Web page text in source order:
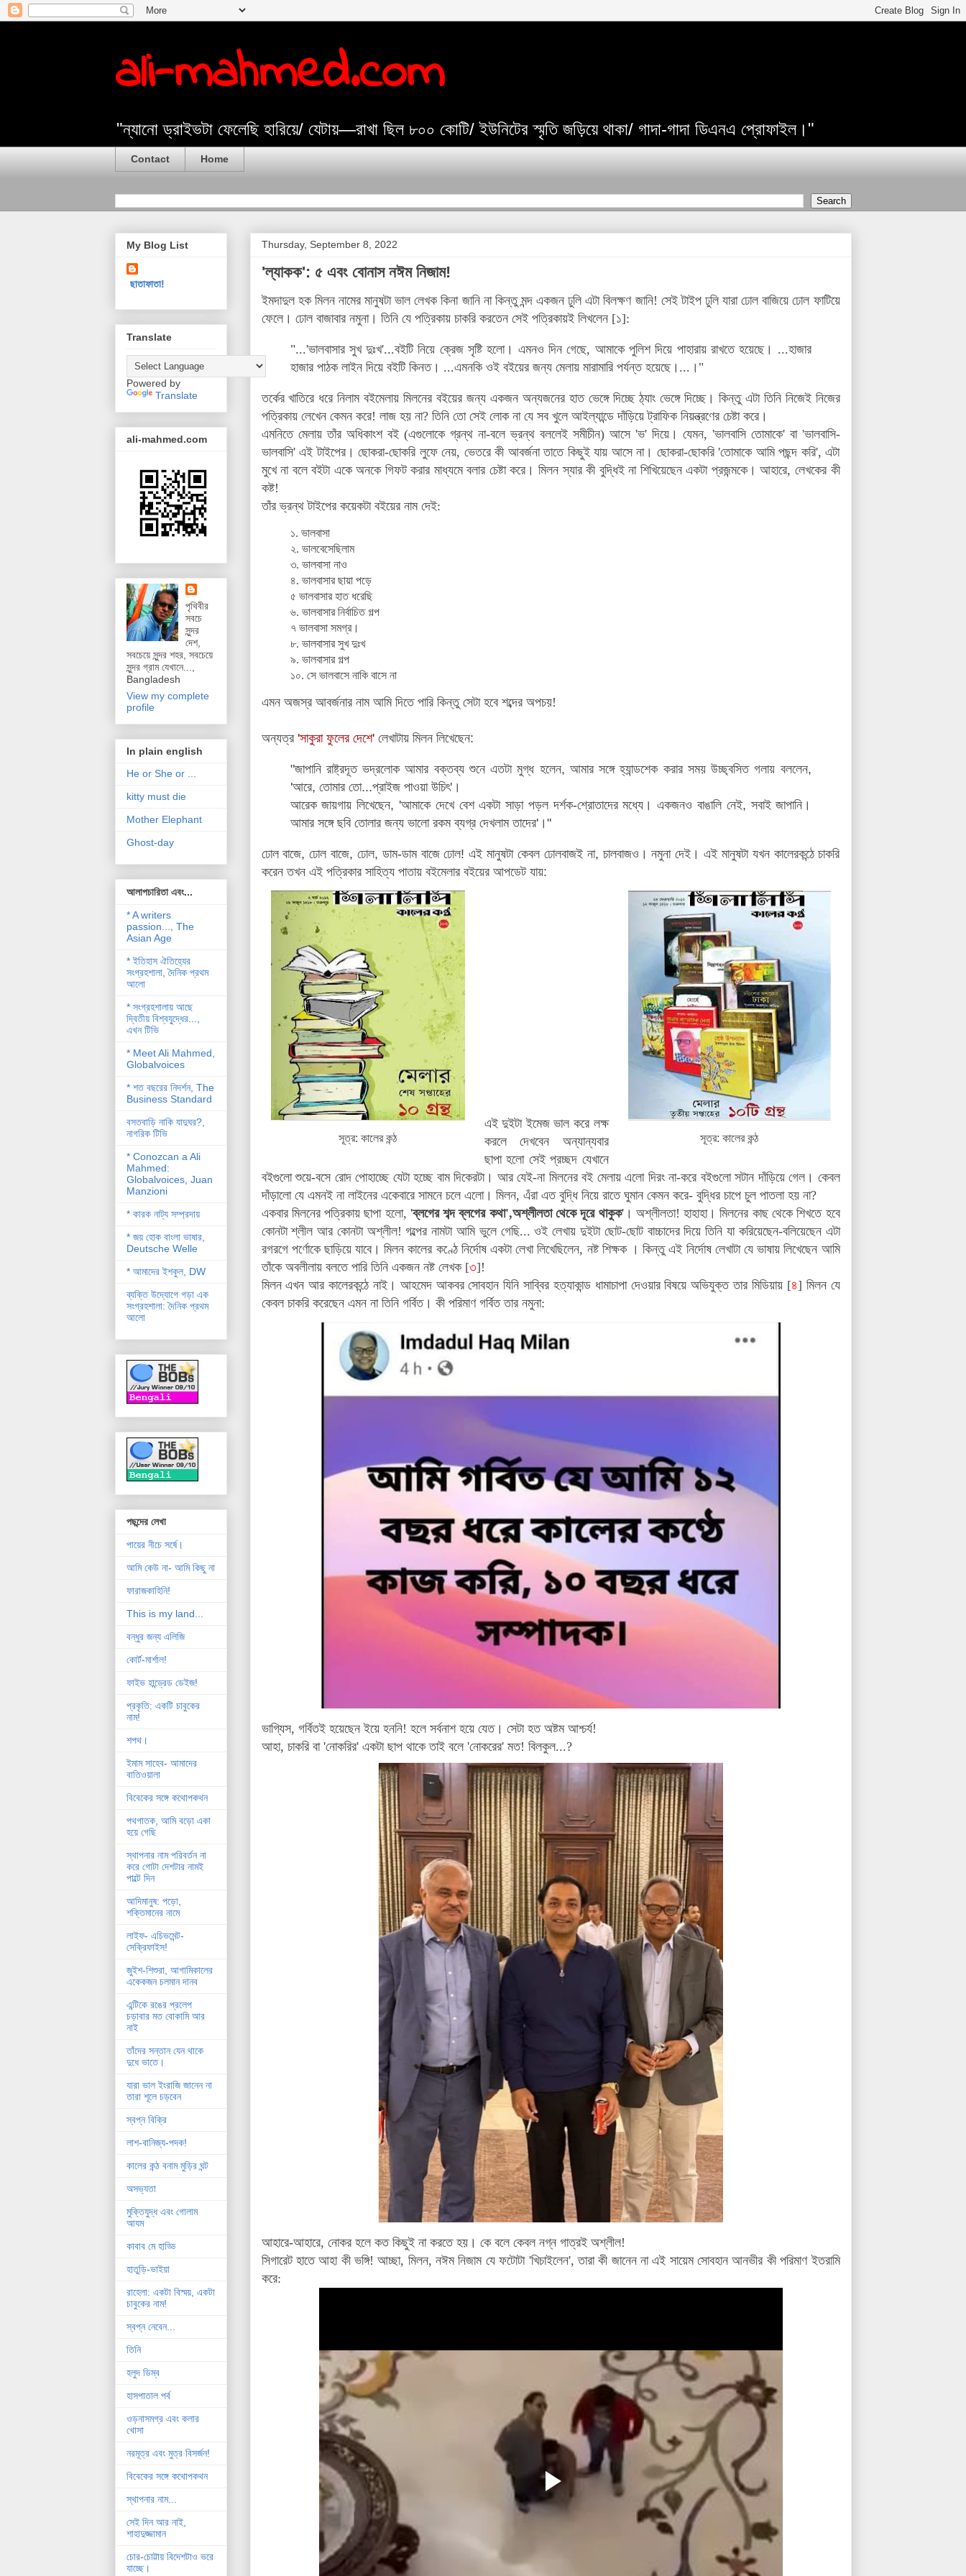
ali-mahmed.com
"ন্যানো ড্রাইভটা ফেলেছি হারিয়ে/ যেটায়—রাখা ছিল ৮০০ কোটি/ ইউনিটের স্মৃতি জড়িয়ে থাকা/ গাদা-গাদা ডিএনএ প্রোফাইল।"
Contact Home
Thursday, September 8, 2022
'ল্যাকক': ৫ এবং বোনাস নঈম নিজাম!
ইমদাদুল হক মিলন নামের মানুষটা ভাল লেখক কিনা জানি না কিন্তু মন্দ একজন ঢুলি এটা বিলক্ষণ জানি! সেই টাইপ ঢুলি যারা ঢোল বাজিয়ে ঢোল ফাটিয়ে
ফেলে। ঢোল বাজাবার নমুনা। তিনি যে পত্রিকায় চাকরি করতেন সেই পত্রিকায়ই লিখলেন [১]:
"...'ভালবাসার সুখ দুঃখ'...বইটি নিয়ে ক্রেজ সৃষ্টি হলো। এমনও দিন গেছে, আমাকে পুলিশ দিয়ে পাহারায় রাখতে হয়েছে। ...হাজার
হাজার পাঠক লাইন দিয়ে বইটি কিনত। ...এমনকি ওই বইয়ের জন্য মেলায় মারামারি পর্যন্ত হয়েছে।...।"
তর্কের খাতিরে ধরে নিলাম বইমেলায় মিলনের বইয়ের জন্য একজন অন্যজনের হাত ভেঙ্গে দিচ্ছে ঠ্যাং ভেঙ্গে দিচ্ছে। কিন্তু এটা তিনি নিজেই নিজের
পত্রিকায় লেখেন কেমন করে! লাজ হয় না? তিনি তো সেই লোক না যে সব খুলে আইল্যান্ডে দাঁড়িয়ে ট্রাফিক নিয়ন্ত্রণের চেষ্টা করে।
এমনিতে মেলায় তাঁর অধিকাংশ বই (এগুলোকে গ্রন্থ না-বলে ভ্রন্থ বললেই সমীচীন) আসে 'ভ' দিয়ে। যেমন, 'ভালবাসি তোমাকে' বা 'ভালবাসি-
ভালবাসি' এই টাইপের। ছোকরা-ছোকরি লুফে নেয়, ভেতরে কী আবর্জনা তাতে কিছুই যায় আসে না। ছোকরা-ছোকরি 'তোমাকে আমি পছন্দ করি', এটা
মুখে না বলে বইটা একে অনকে গিফট করার মাধ্যমে বলার চেষ্টা করে। মিলন স্যার কী বুদ্ধিই না শিখিয়েছেন একটা প্রজন্মকে। আহারে, লেখকের কী
কষ্ট!
তাঁর ভ্রন্থ টাইপের কয়েকটা বইয়ের নাম দেই:
১. ভালবাসা
২. ভালবেসেছিলাম
৩. ভালবাসা নাও
৪. ভালবাসার ছায়া পড়ে
৫ ভালবাসার হাত ধরেছি
৬. ভালবাসার নির্বাচিত গল্প
৭ ভালবাসা সমগ্র।
৮. ভালবাসার সুখ দুঃখ
৯. ভালবাসার গল্প
১০. সে ভালবাসে নাকি বাসে না
এমন অজস্র আবর্জনার নাম আমি দিতে পারি কিন্তু সেটা হবে শব্দের অপচয়!
অন্যত্র 'সাকুরা ফুলের দেশে'লেখাটায় মিলন লিখেছেন:
"জাপানি রাষ্ট্রদূত ভদ্রলোক আমার বক্তব্য শুনে এতটা মুগ্ধ হলেন, আমার সঙ্গে হ্যান্ডশেক করার সময় উচ্ছ্বসিত গলায় বললেন,
'আরে, তোমার তো...প্রাইজ পাওয়া উচিৎ'।
আরেক জায়গায় লিখেছেন, 'আমাকে দেখে বেশ একটা সাড়া পড়ল দর্শক-শ্রোতাদের মধ্যে। একজনও বাঙালি নেই, সবাই জাপানি।
আমার সঙ্গে ছবি তোলার জন্য ভালো রকম ব্যগ্র দেখলাম তাদের'।"
ঢোল বাজে, ঢোল বাজে, ঢোল, ডাম-ডাম বাজে ঢোল! এই মানুষটা কেবল ঢোলবাজই না, চালবাজও। নমুনা দেই। এই মানুষটা যখন কালেরকন্ঠে চাকরি
করেন তখন এই পত্রিকার সাহিত্য পাতায় বইমেলার বইয়ের আপডেট যায়:
সূত্র: কালের কন্ঠ
সূত্র: কালের কন্ঠ
এই দুইটা ইমেজ ভাল করে লক্ষ
করলে দেখবেন অন্যান্যবার
ছাপা হলো সেই প্রচ্ছদ যেখানে
বইগুলো শুয়ে-বসে রোদ পোহাচ্ছে যেটা হচ্ছে বাম দিকেরটা। আর যেই-না মিলনের বই মেলায় এলো দিরং না-করে বইগুলো সটান দাঁড়িয়ে গেল। কেবল
দাঁড়ালো যে এমনই না লাইনের একেবারে সামনে চলে এলো। মিলন, এঁরা এত বুদ্ধি নিয়ে রাতে ঘুমান কেমন করে- বুদ্ধির চাপে চুল পাতলা হয় না?
একবার মিলনের পত্রিকায় ছাপা হলো, 'ব্লগের শব্দ ব্লগের কথা',অশ্লীলতা থেকে দূরে থাকুক'। অশ্লীলতা! হাহাহা। মিলনের কাছ থেকে শিখতে হবে
কোনটা শ্লীল আর কোনটা অশ্লীল! গল্পের নামটা আমি ভুলে গেছি... ওই লেখায় দুইটা ছোট-ছোট বাচ্চাদের দিয়ে তিনি যা করিয়েছেন-বলিয়েছেন এটা
রগরগে পর্ণোকে ছাড়িয়ে যাবে। মিলন কালের কণ্ঠে নির্দোষ একটা লেখা লিখেছিলেন, নষ্ট শিক্ষক । কিন্তু এই নির্দোষ লেখাটা যে ভাষায় লিখেছেন আমি
তাঁকে অবলীলায় বলতে পারি তিনি একজন নষ্ট লেখক [৩]!
মিলন এখন আর কালেরকন্ঠে নাই। আহমেদ আকবর সোবহান যিনি সাব্বির হত্যাকান্ড ধামাচাপা দেওয়ার বিষয়ে অভিযুক্ততার মিডিয়ায় [৪] মিলন যে
কেবল চাকরি করেছেন এমন না তিনি গর্বিত। কী পরিমাণ গর্বিত তার নমুনা:
ভাগ্যিস, গর্বিতই হয়েছেন ইয়ে হননি! হলে সর্বনাশ হয়ে যেত। সেটা হত অষ্টম আশ্চর্য!
আহা, চাকরি বা 'নোকরির' একটা ছাপ থাকে তাই বলে 'নোকরের' মত! বিলকুল...?
আহারে-আহারে, নোকর হলে কত কিছুই না করতে হয়। কে বলে কেবল নগ্ন গাত্রই অশ্লীল!
সিগারেট হাতে আহা কী ভঙ্গি! আচ্ছা, মিলন, নঈম নিজাম যে ফটোটা 'খিচাইলেন', তারা কী জানেন না এই সায়েম সোবহান আনভীর কী পরিমাণ ইতরামি
করে:
My Blog List
ছাতাফাতা!
Translate
Powered by
Translate
ali-mahmed.com
পৃথিবীর
সবচে
সুন্দর
দেশ,
সবচেয়ে সুন্দর শহর, সবচেয়ে
সুন্দর গ্রাম যেখানে...,
Bangladesh
View my complete
profile
In plain english
He or She or ...
kitty must die
Mother Elephant
Ghost-day
আলাপচারিতা এবং...
* A writers
passion..., The
Asian Age
* ইতিহাস ঐতিহ্যের
সংগ্রহশালা, দৈনিক প্রথম
আলো
* সংগ্রহশালায় আছে
দ্বিতীয় বিশ্বযু্দ্ধের...,
এখন টিভি
* Meet Ali Mahmed,
Globalvoices
* শত বছরের নিদর্শন, The
Business Standard
বসতবাড়ি নাকি যাদুঘর?,
নাগরিক টিভি
* Conozcan a Ali
Mahmed:
Globalvoices, Juan
Manzioni
* কারক নাট্য সম্প্রদায়
* জয় হোক বাংলা ভাষার,
Deutsche Welle
* আমাদের ইশকুল, DW
ব্যক্তি উদ্যোগে গড়া এক
সংগ্রহশালা: দৈনিক প্রথম
আলো
পছন্দের লেখা
পায়ের নীচে সর্ষে।
আমি কেউ না- আমি কিছু না
ফারাজকাহিনি!
This is my land...
বন্ধুর জন্য এলিজি
কোর্ট-মার্শাল!
ফাইভ হান্ড্রেড ডেইজ!
প্রকৃতি: একটি চাবুকের
নাম!
শপথ।
ইমাম সাহেব- আমাদের
বাতিওয়ালা
বিবেকের সঙ্গে কথোপকথন
পথগাতক, আমি বড়ো একা
হয়ে গেছি
স্থাপনার নাম পরিবর্তন না
করে গোটা দেশটার নামই
পাল্টে দিন
আদিমানুষ: পড়ো,
শক্তিমানের নামে
লাইফ- এচিভমেন্ট-
সেক্রিফাইস!
জুইশ-শিশুরা, আগামিকালের
একেকজন চলমান দানব
এন্টিকে রঙের প্রলেপ
চড়াবার মত বোকামি আর
নাই
তাঁদের সন্তান যেন থাকে
দুধে ভাতে।
যারা ভাল ইংরাজি জানেন না
তারা শূলে চড়বেন
স্বপ্ন বিক্রি
লাশ-বানিজ্য-পদক!
কালের কন্ঠ বনাম মুড়ির ঘন্ট
অসভ্যতা
মুক্তিযুদ্ধ এবং গোলাম
আযম
কাবাব মে হাড্ডি
হাতুড়ি-ভাইয়া
রাহেলা: একটা বিস্ময়, একটা
চাবুকের নাম!
স্বপ্ন নেবেন...
তিনি
হলুদ ডিম্ব
হাসপাতাল পর্ব
ওড়নাসমগ্র এবং কলার
খোসা
নরমূত্র এবং মুত্র বিসর্জন!
বিবেকের সঙ্গে কথোপকথন
স্থাপনার নাম...
সেই দিন আর নাই,
শাহাদুজ্জামান
চোর-চোট্টায় বিদেশটাও ভরে
যাচ্ছে।